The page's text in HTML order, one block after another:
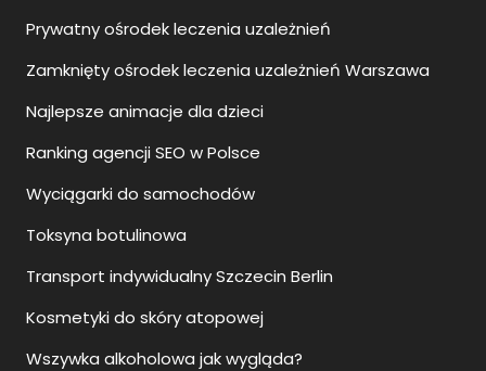
Prywatny ośrodek leczenia uzależnień
Zamknięty ośrodek leczenia uzależnień Warszawa
Najlepsze animacje dla dzieci
Ranking agencji SEO w Polsce
Wyciągarki do samochodów
Toksyna botulinowa
Transport indywidualny Szczecin Berlin
Kosmetyki do skóry atopowej
Wszywka alkoholowa jak wygląda?